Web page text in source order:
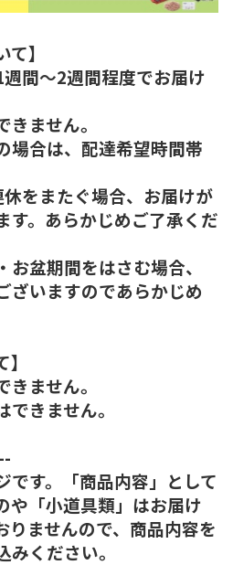
】
間～2週間程度でお届け
ません。
合は、配達希望時間帯
をまたぐ場合、お届けが
す。あらかじめご了承くだ
盆期間をはさむ場合、
ざいますのであらかじめ
ません。
きません。
す。「商品内容」として
や「小道具類」はお届け
りませんので、商品内容を
ください。